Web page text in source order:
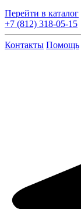
Перейти в каталог
+7 (812) 318-05-15
Контакты Помощь